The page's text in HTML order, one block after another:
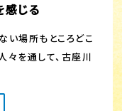
じる
い場所もところどこ
々を通して、古座川